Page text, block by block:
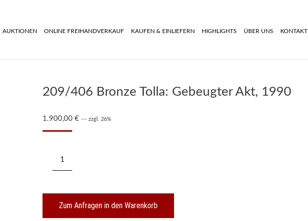
AUKTIONEN ONLINE FREIHANDVERKAUF KAUFEN & EINLIEFERN HIGHLIGHTS ÜBER UNS KONTAKT
209/406 Bronze Tolla: Gebeugter Akt, 1990
1.900,00 € --- zzgl. 26%
Bronze
Tolla:
Akt,
1990Zum Anfragen in den Warenkorb